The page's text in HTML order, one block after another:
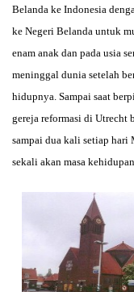
Belanda ke Indonesia
ke Negeri Belanda untuk
enam anak dan pada usia
meninggal dunia setelah
hidupnya. Sampai saat
gereja reformasi di Utrecht
sampai dua kali setiap hari
sekali akan masa